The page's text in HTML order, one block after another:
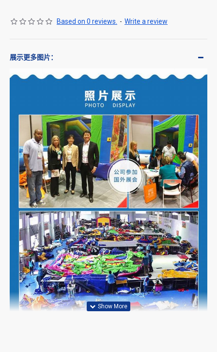
Based on 0 reviews. - Write a review
展示更多图片：